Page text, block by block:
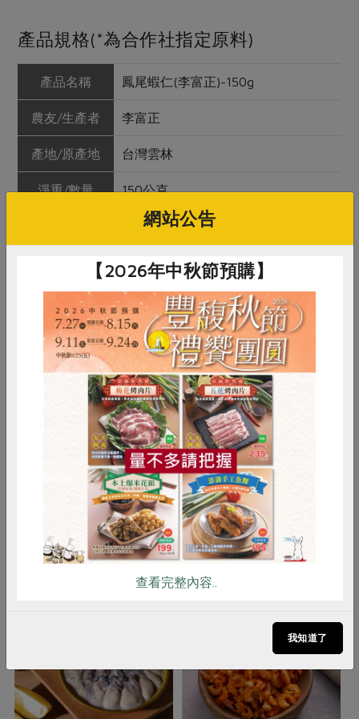
產品規格(*為合作社指定原料)
產品名稱 鳳尾蝦仁(李富正)-150g
農友/生產者 李富正
產地/原產地 台灣雲林
淨重/數量 150公克
白蝦
冷凍未開封可保存12個月
產品說明
採取生態混養，打造蝦子天然的生態
環境，藉由生態鏈營造出最天然的生
態圈。飼養全程不施用藥物，保持新
鮮滋味。
調理方式
無須解凍，將白蝦以流水沖掉表層薄
冰即可料理。
注意事項
本品含有甲殼類及其製品，對其過敏
者請勿食用。
你可能有興趣的產品
RPET 食譜 減硝酸鹽
雞蛋 食安 共同購買
網站公告
【2026年中秋節預購】
查看完整內容..
我知道了